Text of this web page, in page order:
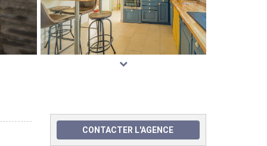
CONTACTER L'AGENCE